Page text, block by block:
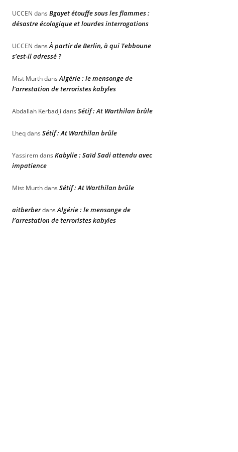
UCCEN dans Bgayet étouffe sous les flammes :
désastre écologique et lourdes interrogations
UCCEN dansÀ partir de Berlin, à qui Tebboune
s’est-il adressé ?
Mist MurthdansAlgérie : le mensonge de
l’arrestation de terroristes kabyles
Abdallah Kerbadji dans Sétif : At Warthilan brûle
Lheqdans Sétif : At Warthilan brûle
Yassiremdans Kabylie : Saïd Sadi attendu avec
impatience
Mist Murthdans Sétif : At Warthilan brûle
aitberberdansAlgérie : le mensonge de
l’arrestation de terroristes kabyles